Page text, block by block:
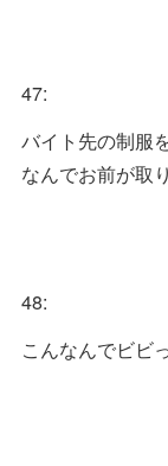
47:
バイト先の制服
なんでお前が取
48:
こんなんでビビ